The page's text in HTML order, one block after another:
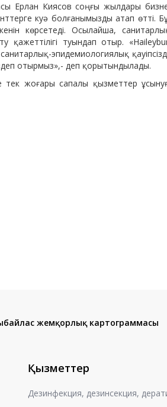
Ерлан Киясов соңғы жылдары
куә болғанымызды атап өтті.
көрсетеді. Осылайша,
қажеттілігі туындап отыр.
эпидемиологиялық
отырмыз»,- деп қорытындылады.
тек жоғары сапалы қызметтер
жемқорлық картограммасы
Қызметтер
Дезинфекция, дезинсекция,